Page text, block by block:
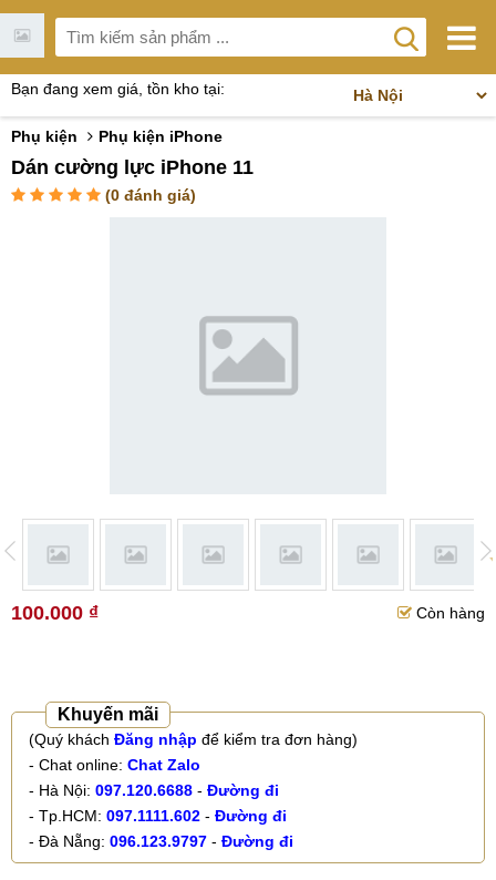
Bạn đang xem giá, tồn kho tại:
Phụ kiện Phụ kiện iPhone
Dán cường lực iPhone 11
(0 đánh giá)
100.000 ₫ Còn hàng
Khuyến mãi
(Quý khách Đăng nhập để kiểm tra đơn hàng)
- Chat online: Chat Zalo
- Hà Nội: 097.120.6688 - Đường đi
- Tp.HCM: 097.1111.602 - Đường đi
- Đà Nẵng: 096.123.9797 - Đường đi